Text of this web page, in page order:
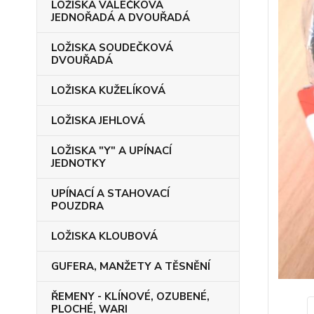
LOŽISKA VÁLEČKOVÁ
JEDNOŘADÁ A DVOUŘADÁ
LOŽISKA SOUDEČKOVÁ
DVOUŘADÁ
LOŽISKA KUŽELÍKOVÁ
LOŽISKA JEHLOVÁ
LOŽISKA "Y" A UPÍNACÍ
JEDNOTKY
UPÍNACÍ A STAHOVACÍ
POUZDRA
LOŽISKA KLOUBOVÁ
GUFERA, MANŽETY A TĚSNĚNÍ
ŘEMENY - KLÍNOVÉ, OZUBENÉ,
PLOCHÉ, WARI